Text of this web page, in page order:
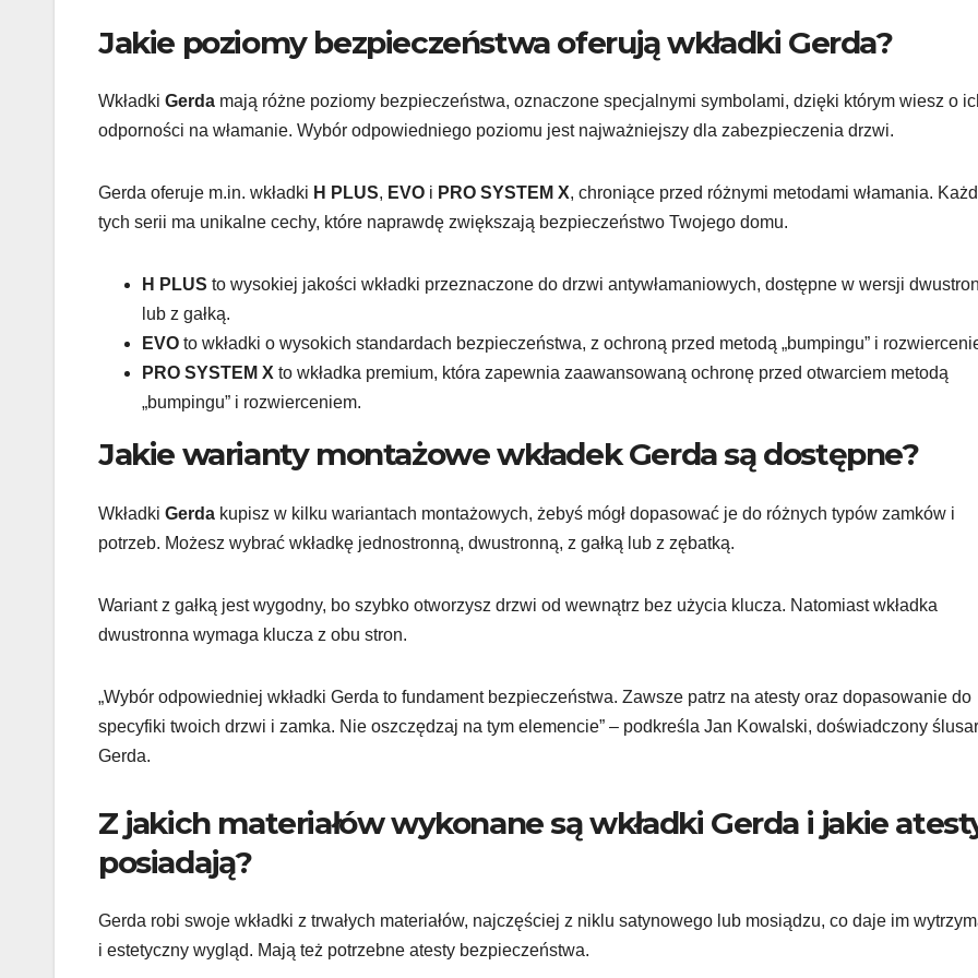
Jakie poziomy bezpieczeństwa oferują wkładki Gerda?
Wkładki Gerda mają różne poziomy bezpieczeństwa, oznaczone specjalnymi symbolami, dzięki którym wiesz o
odporności na włamanie. Wybór odpowiedniego poziomu jest najważniejszy dla zabezpieczenia drzwi.
Gerda oferuje m.in. wkładki H PLUS, EVO i PRO SYSTEM X, chroniące przed różnymi metodami włamania.
tych serii ma unikalne cechy, które naprawdę zwiększają bezpieczeństwo Twojego domu.
H PLUS to wysokiej jakości wkładki przeznaczone do drzwi antywłamaniowych, dostępne w wersji
lub z gałką.
EVO to wkładki o wysokich standardach bezpieczeństwa, z ochroną przed metodą „bumpingu” i
PRO SYSTEM X to wkładka premium, która zapewnia zaawansowaną ochronę przed otwarciem metodą
„bumpingu” i rozwierceniem.
Jakie warianty montażowe wkładek Gerda są dostępne?
Wkładki Gerda kupisz w kilku wariantach montażowych, żebyś mógł dopasować je do różnych typów zamków i
potrzeb. Możesz wybrać wkładkę jednostronną, dwustronną, z gałką lub z zębatką.
Wariant z gałką jest wygodny, bo szybko otworzysz drzwi od wewnątrz bez użycia klucza. Natomiast wkładka
dwustronna wymaga klucza z obu stron.
„Wybór odpowiedniej wkładki Gerda to fundament bezpieczeństwa. Zawsze patrz na atesty oraz dopasowanie do
specyfiki twoich drzwi i zamka. Nie oszczędzaj na tym elemencie” – podkreśla Jan Kowalski, doświadczony
Gerda.
Z jakich materiałów wykonane są wkładki Gerda i jakie
posiadają?
Gerda robi swoje wkładki z trwałych materiałów, najczęściej z niklu satynowego lub mosiądzu, co daje im
i estetyczny wygląd. Mają też potrzebne atesty bezpieczeństwa.